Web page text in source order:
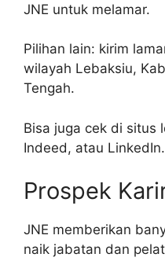
JNE untuk melamar.
Pilihan lain: kirim
wilayah Lebaksiu,
Tengah.
Bisa juga cek di situs
Indeed, atau LinkedIn.
Prospek
JNE memberikan
naik jabatan dan